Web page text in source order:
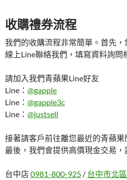
收購禮券流程
我們的收購流程非常簡單。首先
線上Line聯絡我們，填寫資料詢問
請加入我們青蘋果Line好友
Line： @gapple
Line： @gapple3c
Line： @justsell
接著請客戶前往離您最近的青蘋
最後，我們會提供高價現金交易
台中店 0981-800-925 / 台中市北